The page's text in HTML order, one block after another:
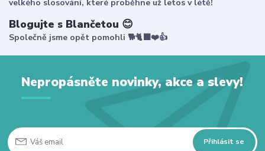
velkého slosování, které proběhne už letos v létě!
Blogujte s Blančetou 😊
Společně jsme opět pomohli 🐕🐈‍⬛❤️👍
Nepropásněte novinky, akce a slevy!
Přihlásit se